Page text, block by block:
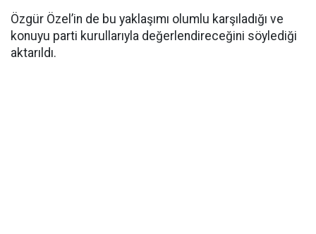
Özgür Özel’in de bu yaklaşımı olumlu karşıladığı ve
konuyu parti kurullarıyla değerlendireceğini söylediği
aktarıldı.